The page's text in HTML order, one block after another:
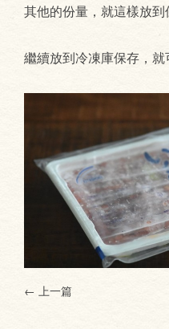
其他的份量，就這樣放到
繼續放到冷凍庫保存，就
← 上一篇